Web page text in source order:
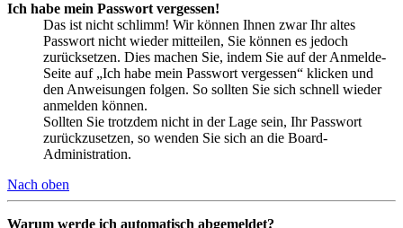
Ich habe mein Passwort vergessen!
Das ist nicht schlimm! Wir können Ihnen zwar Ihr altes
Passwort nicht wieder mitteilen, Sie können es jedoch
zurücksetzen. Dies machen Sie, indem Sie auf der Anmelde-
Seite auf „Ich habe mein Passwort vergessen“ klicken und
den Anweisungen folgen. So sollten Sie sich schnell wieder
anmelden können.
Sollten Sie trotzdem nicht in der Lage sein, Ihr Passwort
zurückzusetzen, so wenden Sie sich an die Board-
Administration.
Nach oben
Warum werde ich automatisch abgemeldet?